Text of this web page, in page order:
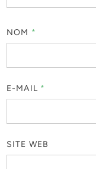
NOM *
E-MAIL *
SITE WEB